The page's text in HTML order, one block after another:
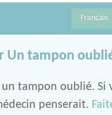
Français
Un tampon
tampon oublié. Si
penserait.